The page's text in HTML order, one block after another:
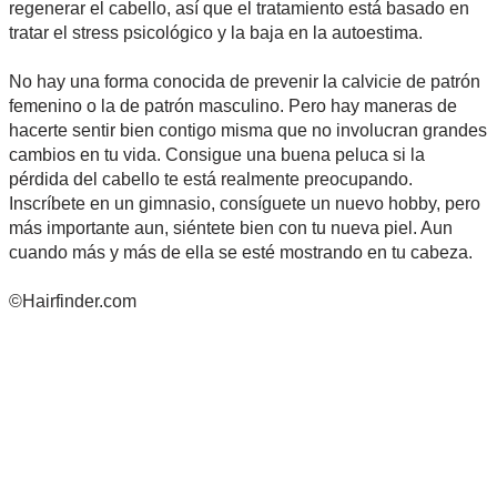
regenerar el cabello, así que el tratamiento está basado en
tratar el stress psicológico y la baja en la autoestima.
No hay una forma conocida de prevenir la calvicie de patrón
femenino o la de patrón masculino. Pero hay maneras de
hacerte sentir bien contigo misma que no involucran grandes
cambios en tu vida. Consigue una buena peluca si la
pérdida del cabello te está realmente preocupando.
Inscríbete en un gimnasio, consíguete un nuevo hobby, pero
más importante aun, siéntete bien con tu nueva piel. Aun
cuando más y más de ella se esté mostrando en tu cabeza.
©Hairfinder.com